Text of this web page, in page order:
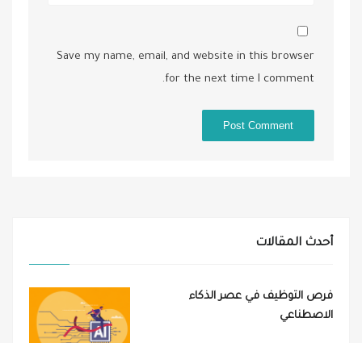
Save my name, email, and website in this browser
for the next time I comment.
أحدث المقالات
فرص التوظيف في عصر الذكاء
الاصطناعي